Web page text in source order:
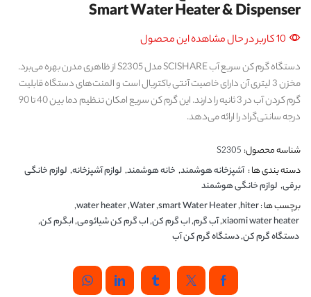
Smart Water Heater & Dispenser
10 کاربر در حال مشاهده این محصول
دستگاه گرم کن سریع آب SCISHARE مدل S2305 از ظاهری مدرن بهره می‌برد.
مخزن 3 لیتری آن دارای خاصیت آنتی باکتریال است و المنت‌های دستگاه قابلیت
گرم کردن آب در 3 ثانیه را دارند. این گرم کن سریع امکان تنظیم دما بین 40 تا 90
درجه سانتی‌گراد را ارائه می‌دهد.
شناسه محصول: S2305
دسته بندی ها : آشپزخانه هوشمند, خانه هوشمند, لوازم آشپزخانه, لوازم خانگی
برقی, لوازم خانگی هوشمند
برچسب ها :hiter
,
smart Water Heater
,
Water
,
water heater
,
xiaomi water heater
,آب گرم,اب گرم کن,اب گرم کن شیائومی,ابگرم کن,
دستگاه گرم کن,دستگاه گرم کن آب